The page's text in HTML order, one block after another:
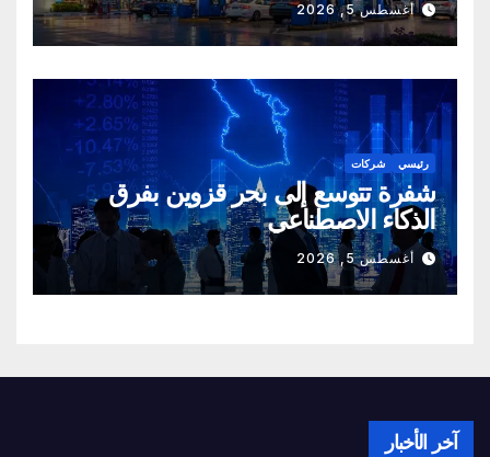
أغسطس 5, 2026
رئيسي شركات
شفرة تتوسع إلى بحر قزوين بفرق
الذكاء الاصطناعي
أغسطس 5, 2026
آخر الأخبار